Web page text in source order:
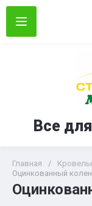
Все
Главная /
Оцинкованный